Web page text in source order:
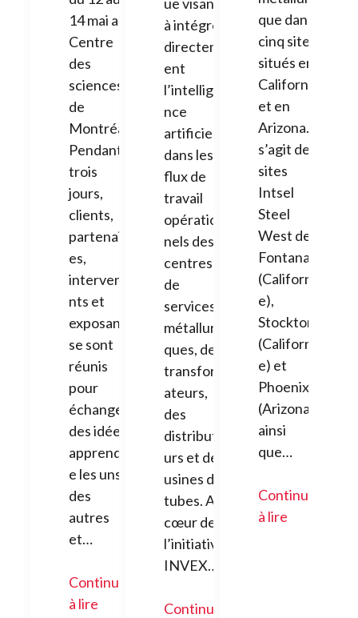
14 mai au
Centre
des
sciences
de
Montréal.
Pendant
trois
jours,
clients,
partenair
es,
intervena
nts et
exposants
se sont
réunis
pour
échanger
des idées,
apprendr
e les uns
des
autres
et…
Continuer
à lire
à intégrer
directem
ent
l’intellige
nce
artificielle
dans les
flux de
travail
opération
nels des
centres
de
services
métallurgi
ques, des
transform
ateurs,
des
distribute
urs et des
usines de
tubes. Au
cœur de
l’initiative
INVEX…
Continuer
que dans
cinq sites
situés en
Californie
et en
Arizona. Il
s’agit des
sites
Intsel
Steel
West de
Fontana
(Californi
e),
Stockton
(Californi
e) et
Phoenix
(Arizona),
ainsi
que…
Continuer
à lire